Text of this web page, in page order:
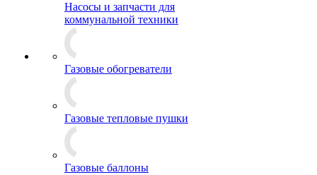
Насосы и запчасти для
коммунальной техники
Газовые обогреватели
Газовые тепловые пушки
Газовые баллоны